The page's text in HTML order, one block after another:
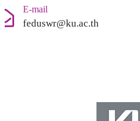
E-mail
feduswr@ku.ac.th